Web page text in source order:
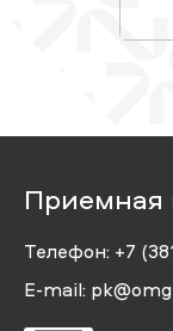
Приемная
Телефон: +7
E-mail: